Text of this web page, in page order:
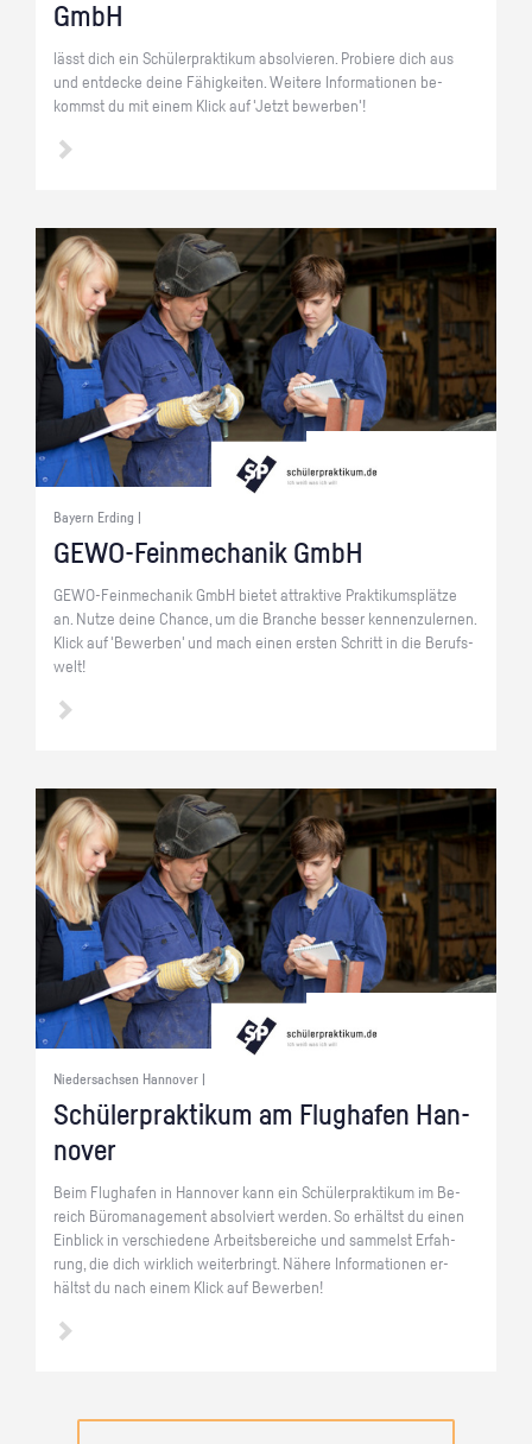
GmbH
lässt dich ein Schü­ler­prak­ti­kum ab­sol­vie­ren. Pro­bie­re dich aus
und ent­de­cke deine Fä­hig­kei­ten. Wei­te­re In­for­ma­tio­nen be­
kommst du mit einem Klick auf 'Jetzt be­wer­ben'!
Bayern Erding |
GE­WO-Fein­me­cha­nik GmbH
GE­WO-Fein­me­cha­nik GmbH bie­tet at­trak­ti­ve Prak­ti­kums­plät­ze
an. Nutze deine Chan­ce, um die Bran­che bes­ser ken­nen­zu­ler­nen.
Klick auf 'Be­wer­ben' und mach einen ers­ten Schritt in die Be­rufs­
welt!
Niedersachsen Hannover |
Schü­ler­prak­ti­kum am Flug­ha­fen Han­
no­ver
Beim Flug­ha­fen in Han­no­ver kann ein Schü­ler­prak­ti­kum im Be­
reich Bü­ro­ma­nage­ment ab­sol­viert wer­den. So er­hältst du einen
Ein­blick in ver­schie­de­ne Ar­beits­be­rei­che und sam­melst Er­fah­
rung, die dich wirk­lich wei­ter­bringt. Nä­he­re In­for­ma­tio­nen er­
hältst du nach einem Klick auf Be­wer­ben!